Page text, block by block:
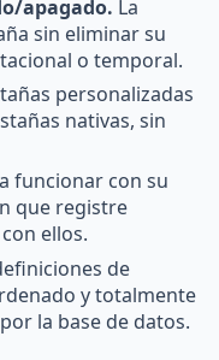
apagado. La
sin eliminar su
o temporal.
personalizadas
nativas, sin
funcionar con su
que registre
ellos.
de
y totalmente
la base de datos.